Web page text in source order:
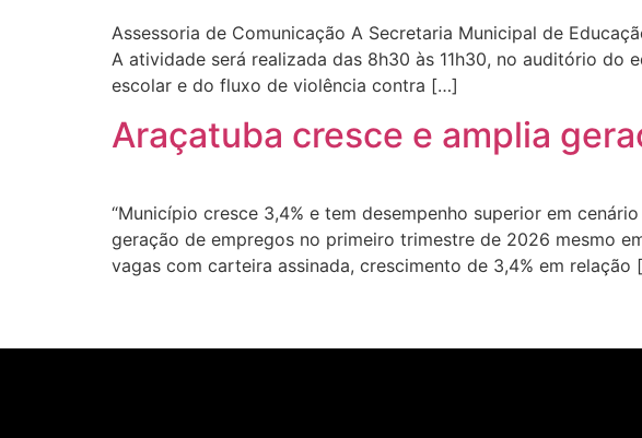
Assessoria de Comunicação A Secretaria Municipal de
A atividade será realizada das 8h30 às 11h30, no auditório
escolar e do fluxo de violência contra […]
Araçatuba cresce e amplia
“Município cresce 3,4% e tem desempenho superior em
geração de empregos no primeiro trimestre de 2026 mesmo
vagas com carteira assinada, crescimento de 3,4% em relação